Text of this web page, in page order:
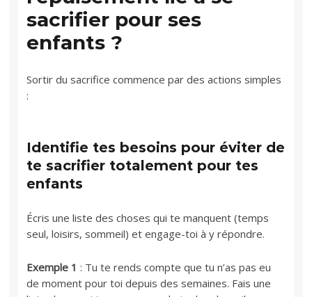
sacrifier pour ses
enfants ?
Sortir du sacrifice commence par des actions simples
:
Identifie tes besoins pour éviter de
te sacrifier totalement pour tes
enfants
Écris une liste des choses qui te manquent (temps
seul, loisirs, sommeil) et engage-toi à y répondre.
Exemple 1 : Tu te rends compte que tu n’as pas eu
de moment pour toi depuis des semaines. Fais une